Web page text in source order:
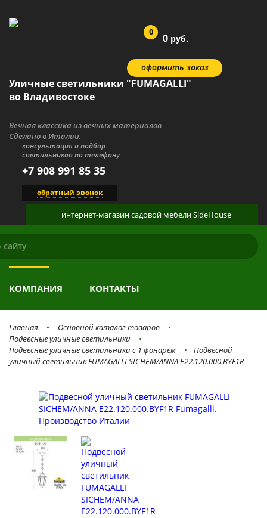
0 0 руб.
оформить заказ
Уличные светильники "FUMAGALLI"
во Владивостоке
Вечная классика из вечных материалов
Сделано в Италии.
консультация и подбор
светильников по телефону
+7 908 991 85 35
обратный звонок
интернет-магазинсадовой мебелиSideHouse
КАТАЛОГ
КОМПАНИЯ КОНТАКТЫ
Главная
Основной каталог товаров
Подвесные уличные светильники
Подвесные уличные светильники с 1 фонарем
Подвесной
уличный светильник FUMAGALLI SICHEM/ANNA E22.120.000.BYF1R